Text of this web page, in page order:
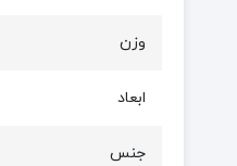
وزن
ابعاد
جنس